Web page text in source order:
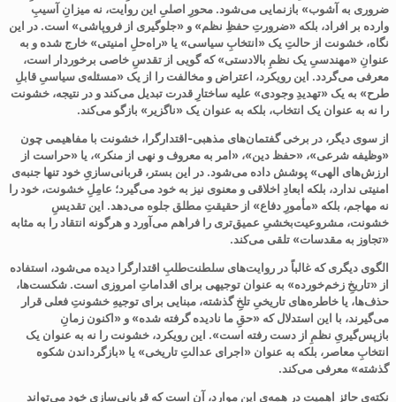
ضروری به آشوب» بازنمایی می‌شود. محورِ اصلیِ این روایت، نه میزانِ آسیبِ
وارده بر افراد، بلکه «ضرورتِ حفظِ نظم» و «جلوگیری از فروپاشی» است. در این
نگاه، خشونت از حالتِ یک «انتخابِ سیاسی» یا «راه‌حلِ امنیتی» خارج شده و به
عنوانِ «مهندسیِ یک نظمِ بالادستی» که گویی از تقدسِ خاصی برخوردار است،
معرفی می‌گردد. این رویکرد، اعتراض و مخالفت را از یک «مسئله‌ی سیاسیِ قابلِ
طرح» به یک «تهدیدِ وجودی» علیه ساختارِ قدرت تبدیل می‌کند و در نتیجه، خشونت
را نه به عنوان یک انتخاب، بلکه به عنوان یک «ناگزیر» بازگو می‌کند.
از سوی دیگر، در برخی گفتمان‌های مذهبی-اقتدارگرا، خشونت با مفاهیمی چون
«وظیفه شرعی»، «حفظ دین»، «امر به معروف و نهی از منکر»، یا «حراست از
ارزش‌های الهی» پوشش داده می‌شود. در این بستر، قربانی‌سازیِ خود تنها جنبه‌ی
امنیتی ندارد، بلکه ابعادِ اخلاقی و معنوی نیز به خود می‌گیرد؛ عامِلِ خشونت، خود را
نه مهاجم، بلکه «مأمورِ دفاع» از حقیقتِ مطلق جلوه می‌دهد. این تقدیسِ
خشونت، مشروعیت‌بخشیِ عمیق‌تری را فراهم می‌آورد و هرگونه انتقاد را به مثابه
«تجاوز به مقدسات» تلقی می‌کند.
الگوی دیگری که غالباً در روایت‌های سلطنت‌طلبِ اقتدارگرا دیده می‌شود، استفاده
از «تاریخِ زخم‌خورده» به عنوان توجیهی برای اقداماتِ امروزی است. شکست‌ها،
حذف‌ها، یا خاطره‌های تاریخیِ تلخِ گذشته، مبنایی برای توجیهِ خشونتِ فعلی قرار
می‌گیرند، با این استدلال که «حقِ ما نادیده گرفته شده» و «اکنون زمانِ
بازپس‌گیریِ نظمِ از دست رفته است». این رویکرد، خشونت را نه به عنوان یک
انتخابِ معاصر، بلکه به عنوان «اجرای عدالتِ تاریخی» یا «بازگرداندن شکوه
گذشته» معرفی می‌کند.
نکته‌ی حائز اهمیت در همه‌ی این موارد، آن است که قربانی‌سازیِ خود می‌تواند